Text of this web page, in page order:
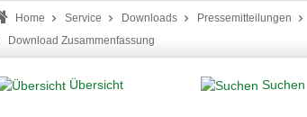
Home Service Downloads Pressemitteilungen
Download Zusammenfassung
Übersicht Suchen